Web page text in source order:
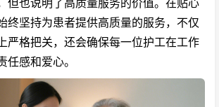
终坚持为患者提供高质量的服务，不仅
严格把关，还会确保每一位护工在工作
任感和爱心。